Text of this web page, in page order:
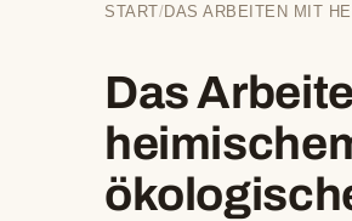
START / DAS ARBEITEN MIT
Das